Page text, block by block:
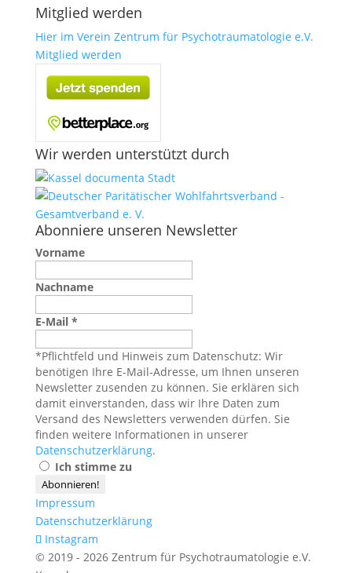
Mitglied werden
Hier im Verein Zentrum für Psychotraumatologie e.V.
Mitglied werden
Wir werden unterstützt durch
Abonniere unseren Newsletter
Vorname
Nachname
E-Mail *
*Pflichtfeld und Hinweis zum Datenschutz: Wir
benötigen Ihre E-Mail-Adresse, um Ihnen unseren
Newsletter zusenden zu können. Sie erklären sich
damit einverstanden, dass wir Ihre Daten zum
Versand des Newsletters verwenden dürfen. Sie
finden weitere Informationen in unserer
Datenschutzerklärung.
Ich stimme zu
Impressum
Datenschutzerklärung
Instagram
© 2019 - 2026 Zentrum für Psychotraumatologie e.V.